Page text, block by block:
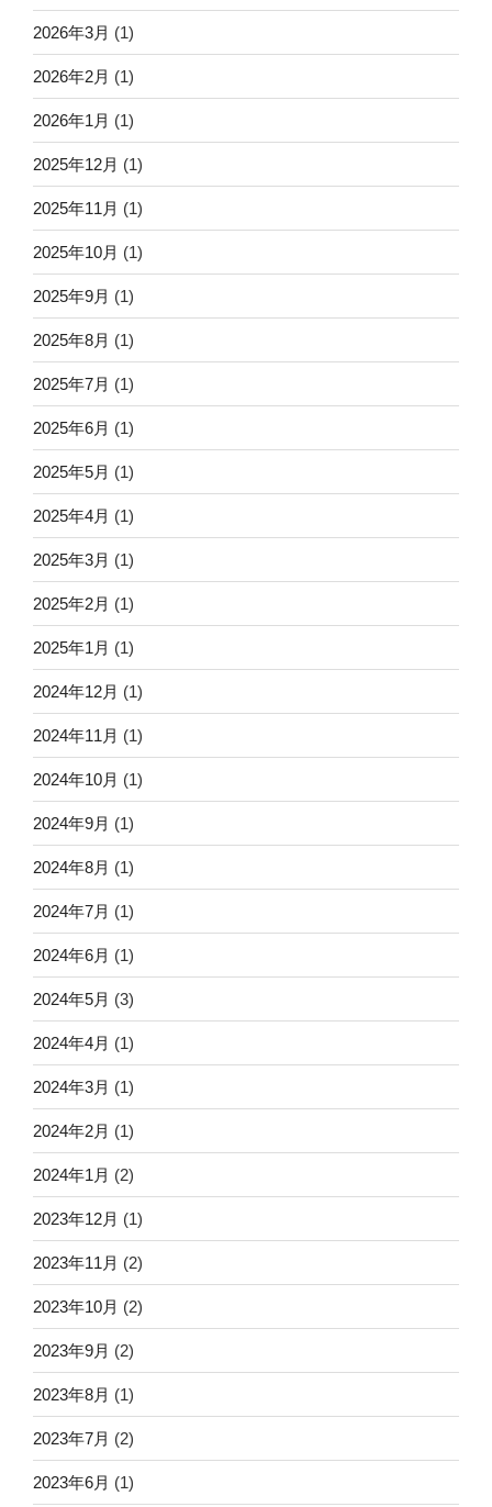
2026年3月 (1)
2026年2月 (1)
2026年1月 (1)
2025年12月 (1)
2025年11月 (1)
2025年10月 (1)
2025年9月 (1)
2025年8月 (1)
2025年7月 (1)
2025年6月 (1)
2025年5月 (1)
2025年4月 (1)
2025年3月 (1)
2025年2月 (1)
2025年1月 (1)
2024年12月 (1)
2024年11月 (1)
2024年10月 (1)
2024年9月 (1)
2024年8月 (1)
2024年7月 (1)
2024年6月 (1)
2024年5月 (3)
2024年4月 (1)
2024年3月 (1)
2024年2月 (1)
2024年1月 (2)
2023年12月 (1)
2023年11月 (2)
2023年10月 (2)
2023年9月 (2)
2023年8月 (1)
2023年7月 (2)
2023年6月 (1)